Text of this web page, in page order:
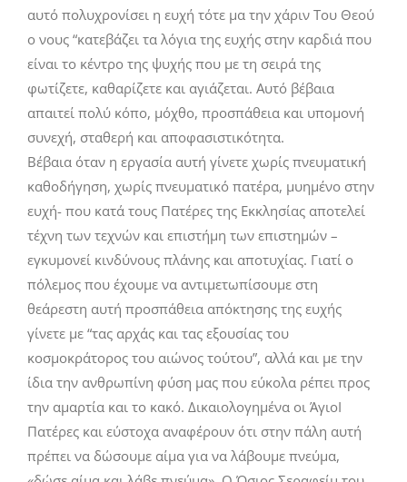
αυτό πολυχρονίσει η ευχή τότε μα την χάριν Του Θεού
ο νους “κατεβάζει τα λόγια της ευχής στην καρδιά που
είναι το κέντρο της ψυχής που με τη σειρά της
φωτίζετε, καθαρίζετε και αγιάζεται. Αυτό βέβαια
απαιτεί πολύ κόπο, μόχθο, προσπάθεια και υπομονή
συνεχή, σταθερή και αποφασιστικότητα.
Βέβαια όταν η εργασία αυτή γίνετε χωρίς πνευματική
καθοδήγηση, χωρίς πνευματικό πατέρα, μυημένο στην
ευχή- που κατά τους Πατέρες της Εκκλησίας αποτελεί
τέχνη των τεχνών και επιστήμη των επιστημών –
εγκυμονεί κινδύνους πλάνης και αποτυχίας. Γιατί ο
πόλεμος που έχουμε να αντιμετωπίσουμε στη
θεάρεστη αυτή προσπάθεια απόκτησης της ευχής
γίνετε με “τας αρχάς και τας εξουσίας του
κοσμοκράτορος του αιώνος τούτου”, αλλά και με την
ίδια την ανθρωπίνη φύση μας που εύκολα ρέπει προς
την αμαρτία και το κακό. Δικαιολογημένα οι ΆγιοΙ
Πατέρες και εύστοχα αναφέρουν ότι στην πάλη αυτή
πρέπει να δώσουμε αίμα για να λάβουμε πνεύμα,